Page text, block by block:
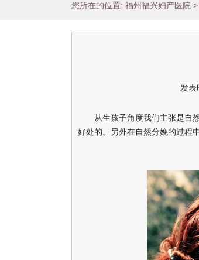
您所在的位置: 福州福兴妇产医院 >
发
从生孩子角度我们主张是自然
好处的。另外在自然分娩的过程